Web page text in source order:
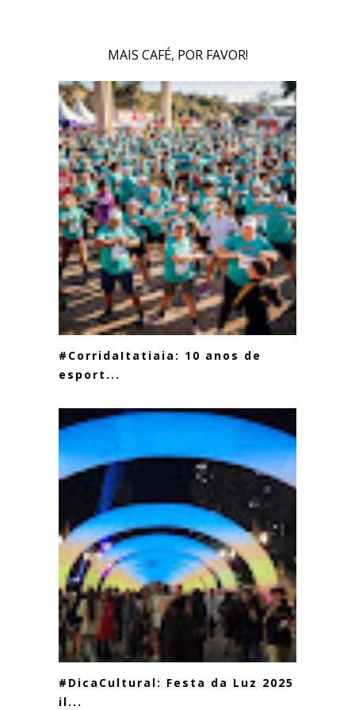
MAIS CAFÉ, POR FAVOR!
#CorridaItatiaia: 10 anos de
esport...
#DicaCultural: Festa da Luz 2025
il...